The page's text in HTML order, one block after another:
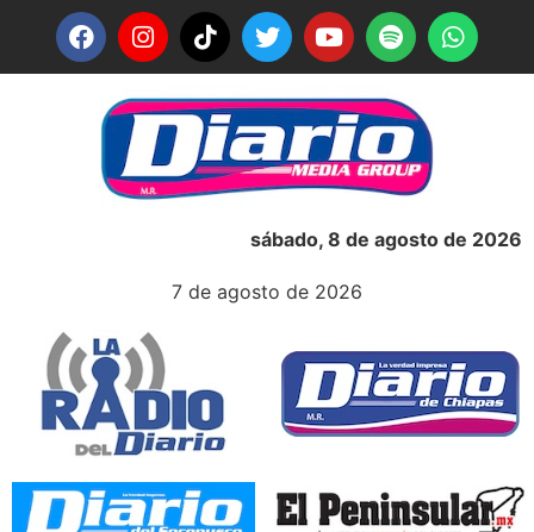
sábado, 8 de agosto de 2026
7 de agosto de 2026